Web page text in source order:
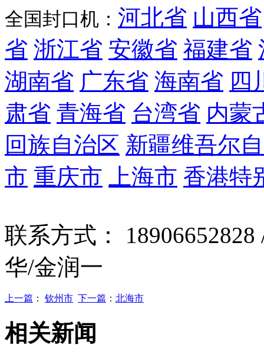
全国封口机： 河北省 山西省
省 浙江省 安徽省 福建省
湖南省 广东省 海南省 四
肃省 青海省 台湾省 内蒙
回族自治区 新疆维吾尔
市 重庆市 上海市 香港特
联系方式：
华/金润一
上一篇 ： 钦州市 下一篇 ： 北海市
相关新闻